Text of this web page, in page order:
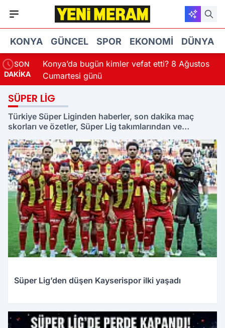
KONYA GÜNCEL SPOR EKONOMI DÜNYA
SON
DAKİKA
kimler vefat etti? 8 Ağustos
Konya'da toplu
SÜPER LIG
Türkiye Süper Liginden haberler, son dakika maç
skorları ve özetler, Süper Lig takımlarından ve
sayfamızda.
Süper Lig’den düşen Kayserispor ilki yaşadı